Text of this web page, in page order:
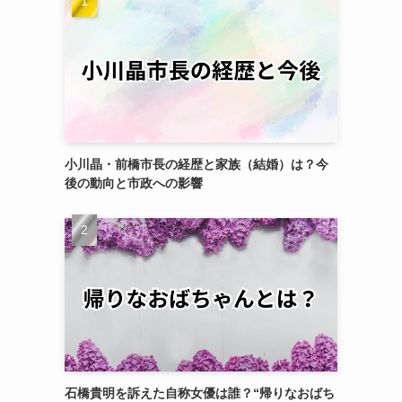
小川晶・前橋市長の経歴と家族（結婚）は？今
後の動向と市政への影響
石橋貴明を訴えた自称女優は誰？“帰りなおばち